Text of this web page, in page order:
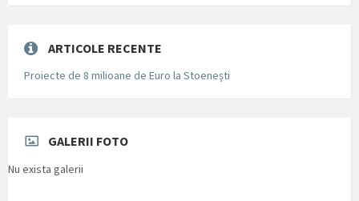
ARTICOLE RECENTE
Proiecte de 8 milioane de Euro la Stoenești
GALERII FOTO
Nu exista galerii